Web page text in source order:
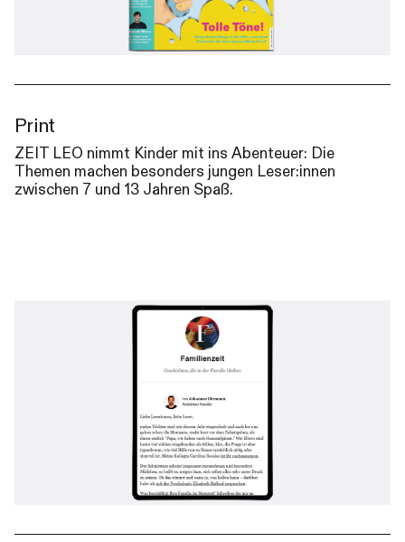
Print
ZEIT LEO nimmt Kinder mit ins Abenteuer: Die
Themen machen besonders jungen Leser:innen
zwischen 7 und 13 Jahren Spaß.